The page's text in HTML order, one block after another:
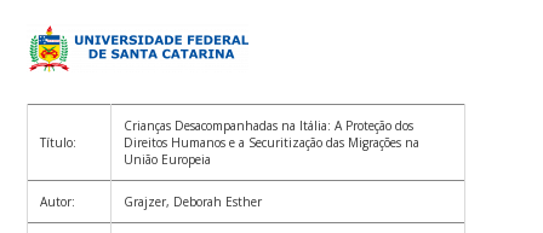
Título:
Crianças Desacompanhadas na Itália: A Proteção dos
Direitos Humanos e a Securitização das Migrações na
União Europeia
Autor: Grajzer, Deborah Esther